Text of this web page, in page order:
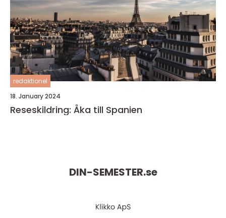
redaktionel
18. January 2024
Reseskildring: Åka till Spanien
DIN-SEMESTER.se